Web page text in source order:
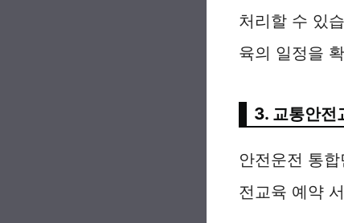
처리할 수 있
육의 일정을
3. 교통안전
안전운전 통
전교육 예약